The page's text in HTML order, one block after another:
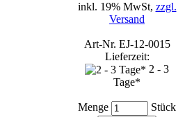
inkl. 19% MwSt, zzgl.
Versand
Art-Nr. EJ-12-0015
Lieferzeit:
2 - 3
Tage*
Menge Stück